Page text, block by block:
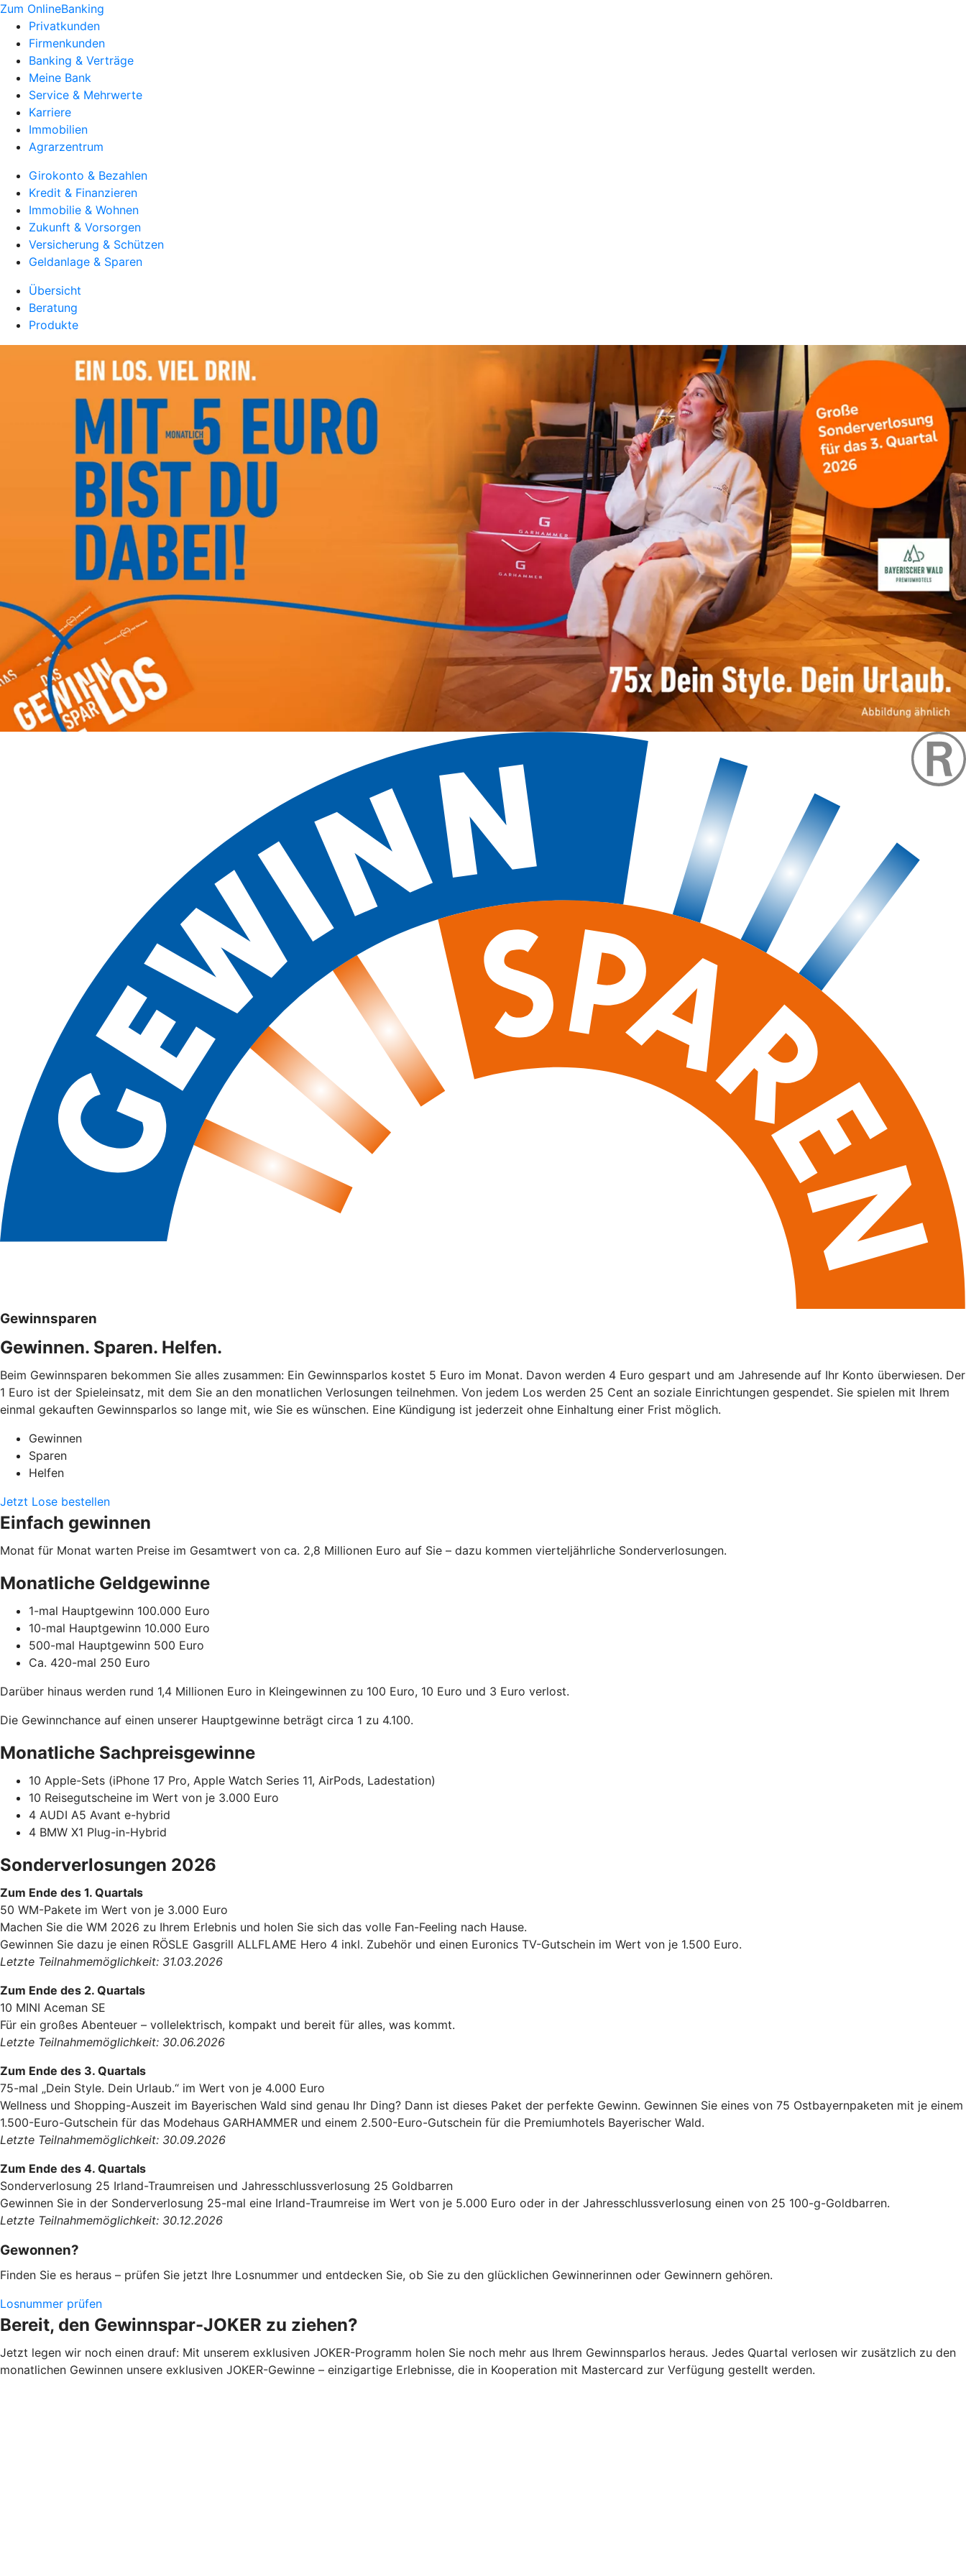
Zum OnlineBanking
Privatkunden
Firmenkunden
Banking & Verträge
Meine Bank
Service & Mehrwerte
Karriere
Immobilien
Agrarzentrum
Girokonto & Bezahlen
Kredit & Finanzieren
Immobilie & Wohnen
Zukunft & Vorsorgen
Versicherung & Schützen
Geldanlage & Sparen
Übersicht
Beratung
Produkte
Gewinnsparen
Gewinnen. Sparen. Helfen.
Beim Gewinnsparen bekommen Sie alles zusammen: Ein Gewinnsparlos kostet 5 Euro im Monat. Davon werden 4 Euro gespart und am Jahresende auf Ihr Konto überwiesen. Der
1 Euro ist der Spieleinsatz, mit dem Sie an den monatlichen Verlosungen teilnehmen. Von jedem Los werden 25 Cent an soziale Einrichtungen gespendet. Sie spielen mit Ihrem
einmal gekauften Gewinnsparlos so lange mit, wie Sie es wünschen. Eine Kündigung ist jederzeit ohne Einhaltung einer Frist möglich.
Gewinnen
Sparen
Helfen
Jetzt Lose bestellen
Einfach gewinnen
Monat für Monat warten Preise im Gesamtwert von ca. 2,8 Millionen Euro auf Sie – dazu kommen vierteljährliche Sonderverlosungen.
Monatliche Geldgewinne
1-mal Hauptgewinn 100.000 Euro
10-mal Hauptgewinn 10.000 Euro
500-mal Hauptgewinn 500 Euro
Ca. 420-mal 250 Euro
Darüber hinaus werden rund 1,4 Millionen Euro in Kleingewinnen zu 100 Euro, 10 Euro und 3 Euro verlost.
Die Gewinnchance auf einen unserer Hauptgewinne beträgt circa 1 zu 4.100.
Monatliche Sachpreisgewinne
10 Apple-Sets (iPhone 17 Pro, Apple Watch Series 11, AirPods, Ladestation)
10 Reisegutscheine im Wert von je 3.000 Euro
4 AUDI A5 Avant e-hybrid
4 BMW X1 Plug-in-Hybrid
Sonderverlosungen 2026
Zum Ende des 1. Quartals
50 WM-Pakete im Wert von je 3.000 Euro
Machen Sie die WM 2026 zu Ihrem Erlebnis und holen Sie sich das volle Fan-Feeling nach Hause.
Gewinnen Sie dazu je einen RÖSLE Gasgrill ALLFLAME Hero 4 inkl. Zubehör und einen Euronics TV-Gutschein im Wert von je 1.500 Euro.
Letzte Teilnahmemöglichkeit: 31.03.2026
Zum Ende des 2. Quartals
10 MINI Aceman SE
Für ein großes Abenteuer – vollelektrisch, kompakt und bereit für alles, was kommt.
Letzte Teilnahmemöglichkeit: 30.06.2026
Zum Ende des 3. Quartals
75-mal „Dein Style. Dein Urlaub.“ im Wert von je 4.000 Euro
Wellness und Shopping-Auszeit im Bayerischen Wald sind genau Ihr Ding? Dann ist dieses Paket der perfekte Gewinn. Gewinnen Sie eines von 75 Ostbayernpaketen mit je einem
1.500-Euro-Gutschein für das Modehaus GARHAMMER und einem 2.500-Euro-Gutschein für die Premiumhotels Bayerischer Wald.
Letzte Teilnahmemöglichkeit: 30.09.2026
Zum Ende des 4. Quartals
Sonderverlosung 25 Irland-Traumreisen und Jahresschlussverlosung 25 Goldbarren
Gewinnen Sie in der Sonderverlosung 25-mal eine Irland-Traumreise im Wert von je 5.000 Euro oder in der Jahresschlussverlosung einen von 25 100-g-Goldbarren.
Letzte Teilnahmemöglichkeit: 30.12.2026
Gewonnen?
Finden Sie es heraus – prüfen Sie jetzt Ihre Losnummer und entdecken Sie, ob Sie zu den glücklichen Gewinnerinnen oder Gewinnern gehören.
Losnummer prüfen
Bereit, den Gewinnspar-JOKER zu ziehen?
Jetzt legen wir noch einen drauf: Mit unserem exklusiven JOKER-Programm holen Sie noch mehr aus Ihrem Gewinnsparlos heraus. Jedes Quartal verlosen wir zusätzlich zu den
monatlichen Gewinnen unsere exklusiven JOKER-Gewinne – einzigartige Erlebnisse, die in Kooperation mit Mastercard zur Verfügung gestellt werden.